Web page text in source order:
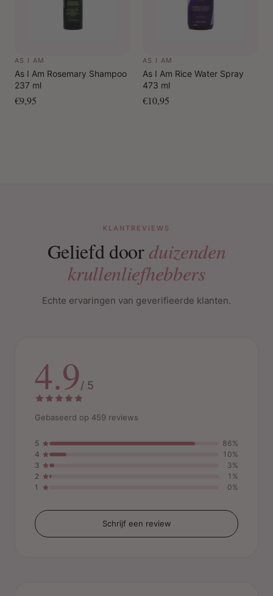
AS I AM
As I Am Rosemary Shampoo
237 ml
€9,95
AS I AM
As I Am Rice Water Spray
473 ml
€10,95
KLANTREVIEWS
Geliefd doorduizenden
krullenliefhebbers
Echte ervaringen van geverifieerde klanten.
4.9/ 5
Gebaseerd op 459 reviews
5
86%
4
10%
3
3%
2
1%
1
0%
Schrijf een review